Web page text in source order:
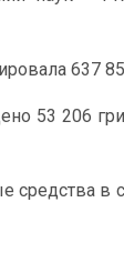
637
53 206
средства в